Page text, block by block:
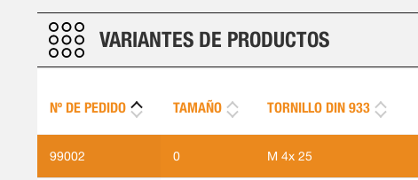
VARIANTES DE PRODUCTOS
Nº DE PEDIDO TAMAÑO TORNILLO DIN 933
99002 0 M 4x 25